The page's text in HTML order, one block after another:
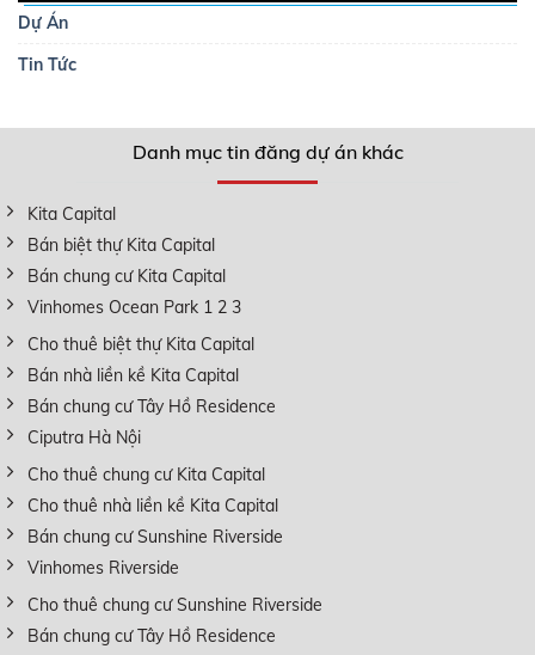
Dự Án
Tin Tức
Danh mục tin đăng dự án khác
Kita Capital
Bán biệt thự Kita Capital
Bán chung cư Kita Capital
Vinhomes Ocean Park 1 2 3
Cho thuê biệt thự Kita Capital
Bán nhà liền kề Kita Capital
Bán chung cư Tây Hồ Residence
Ciputra Hà Nội
Cho thuê chung cư Kita Capital
Cho thuê nhà liền kề Kita Capital
Bán chung cư Sunshine Riverside
Vinhomes Riverside
Cho thuê chung cư Sunshine Riverside
Bán chung cư Tây Hồ Residence